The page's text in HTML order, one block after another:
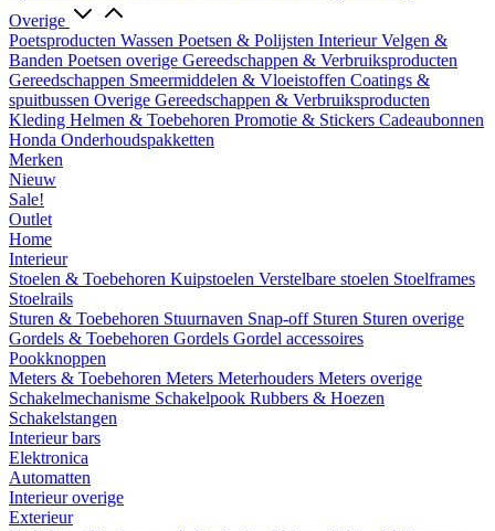
Overige
Poetsproducten Wassen Poetsen & Polijsten InterieurVelgen &
Banden Poetsen overige Gereedschappen & Verbruiksproducten
Gereedschappen Smeermiddelen & Vloeistoffen Coatings &
spuitbussen Overige Gereedschappen & Verbruiksproducten
Kleding Helmen & Toebehoren Promotie & Stickers Cadeaubonnen
Honda Onderhoudspakketten
Merken
Nieuw
Sale!
Outlet
Home
Interieur
Stoelen & Toebehoren Kuipstoelen Verstelbare stoelen Stoelframes
Stoelrails
Sturen & Toebehoren Stuurnaven Snap-off Sturen Sturen overige
Gordels & Toebehoren Gordels Gordel accessoires
Pookknoppen
Meters & Toebehoren Meters Meterhouders Meters overige
Schakelmechanisme Schakelpook Rubbers & Hoezen
Schakelstangen
Interieur bars
Elektronica
Automatten
Interieur overige
Exterieur